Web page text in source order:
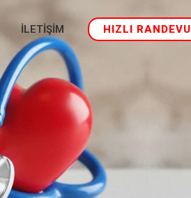
HIZLI RANDEVU
İLETIŞIM